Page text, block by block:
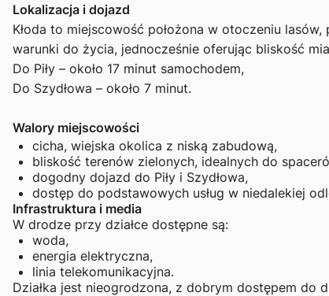
Lokalizacja i dojazd
Kłoda to miejscowość położona w otoczeniu
warunki do życia, jednocześnie oferując bliskość
Do Piły – około 17 minut samochodem,
Do Szydłowa – około 7 minut.
Walory miejscowości
cicha, wiejska okolica z niską zabudową,
bliskość terenów zielonych, idealnych do
dogodny dojazd do Piły i Szydłowa,
dostęp do podstawowych usług w niedalekiej
Infrastruktura i media
W drodze przy działce dostępne są:
woda,
energia elektryczna,
linia telekomunikacyjna.
Działka jest nieogrodzona, z dobrym dostępem do